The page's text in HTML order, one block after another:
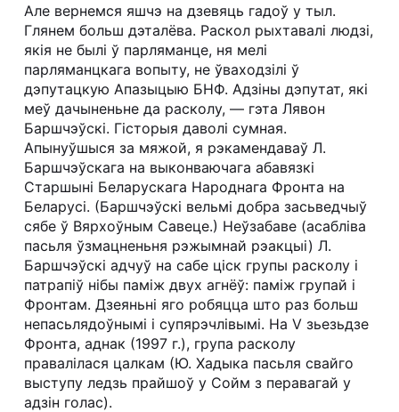
Але вернемся яшчэ на дзевяць гадоў у тыл.
Глянем больш дэталёва. Раскол рыхтавалі людзі,
якія не былі ў парляманце, ня мелі
парляманцкага вопыту, не ўваходзілі ў
дэпутацкую Апазыцыю БНФ. Адзіны дэпутат, які
меў дачыненьне да расколу, — гэта Лявон
Баршчэўскі. Гісторыя даволі сумная.
Апынуўшыся за мяжой, я рэкамендаваў Л.
Баршчэўскага на выконваючага абавязкі
Старшыні Беларускага Народнага Фронта на
Беларусі. (Баршчэўскі вельмі добра засьведчыў
сябе ў Вярхоўным Савеце.) Неўзабаве (асабліва
пасьля ўзмацненьня рэжымнай рэакцыі) Л.
Баршчэўскі адчуў на сабе ціск групы расколу і
патрапіў нібы паміж двух агнёў: паміж групай і
Фронтам. Дзеяньні яго робяцца што раз больш
непасьлядоўнымі і супярэчлівымі. На V зьезьдзе
Фронта, аднак (1997 г.), група расколу
правалілася цалкам (Ю. Хадыка пасьля свайго
выступу ледзь прайшоў у Сойм з перавагай у
адзін голас).